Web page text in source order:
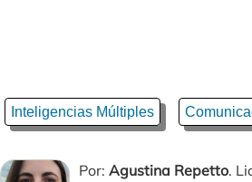
Inteligencias Múltiples
Por: Agustina Repetto.